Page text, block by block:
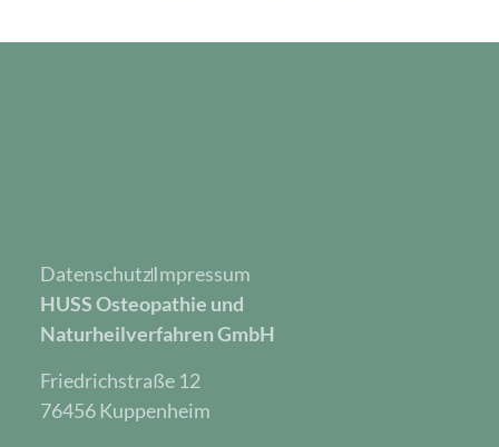
DatenschutzImpressum
HUSS Osteopathie und
Naturheilverfahren GmbH
Friedrichstraße 12
76456 Kuppenheim